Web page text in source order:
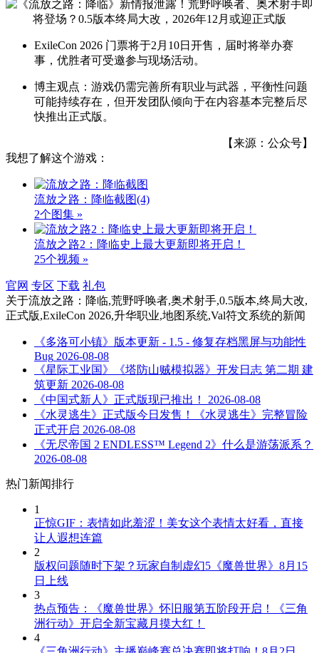
ExileCon 2026 门票将于2月10日开售，届时将举办赛
事，优胜者可受邀参与现场活动。
博主观点：游戏仍需完善所有职业与武器，平衡性问题
可能持续存在，但开发团队倾向于在内容基本完整后尽
快推出正式版。
【来源：公众号】
我想了解这个游戏：
流放之路：降临截图(4)
2个图集 »
流放之路2：降临史上最大更新即将开启！
25个视频 »
官网 专区 下载 礼包
关于流放之路：降临,荒野呼唤者,奥术射手,0.5版本,终局大改,
正式版,ExileCon 2026,升华职业,地图系统,Val符文系统的新闻
《多洛可小镇》版本更新 - 1.5 - 修复存档黑屏与功能性
Bug 2026-08-08
《星际工业国》《塔防山贼模拟器》开发日志 第二期 建
筑更新 2026-08-08
《中国式新人》正式版现已推出！
2026-08-08
《水灵逃生》正式版今日发售！《水灵逃生》完整冒险
正式开启 2026-08-08
《无尽帝国 2 ENDLESS™ Legend 2》什么是游荡派系？
2026-08-08
热门新闻排行
1
正惊GIF：表情如此羞涩！美女这个表情太好看，直接
让人遐想连篇
2
版权问题随时下架？玩家自制虚幻5《魔兽世界》8月15
日上线
3
热点预告：《魔兽世界》怀旧服第五阶段开启！《三角
洲行动》开启全新宝藏月摸大红！
4